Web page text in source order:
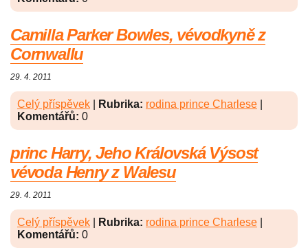
Camilla Parker Bowles, vévodkyně z
Cornwallu
29. 4. 2011
Celý příspěvek Rubrika: rodina prince Charlese
Komentářů: 0
princ Harry, Jeho Královská Výsost
vévoda Henry z Walesu
29. 4. 2011
Celý příspěvek Rubrika: rodina prince Charlese
Komentářů: 0